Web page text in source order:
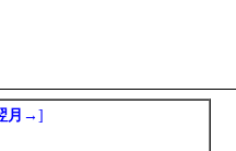
月→]